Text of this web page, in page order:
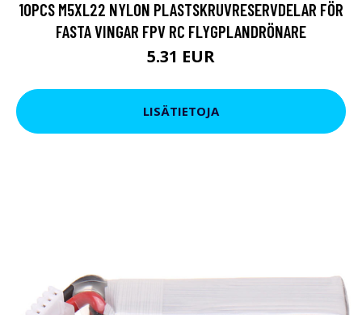
10PCS M5XL22 NYLON PLASTSKRUVRESERVDELAR FÖR
FASTA VINGAR FPV RC FLYGPLANDRÖNARE
5.31 EUR
LISÄTIETOJA